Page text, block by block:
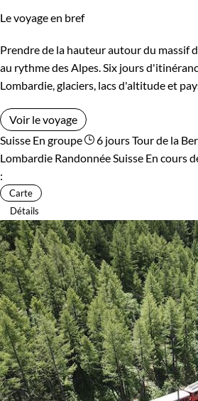
Le voyage en bref
Prendre de la hauteur autour du massif
au rythme des Alpes. Six jours
Lombardie, glaciers, lacs d'altitude et
Voir le voyage
Suisse En groupe 6 joursTour de la
Lombardie Randonnée Suisse En cours
:
Carte
Détails